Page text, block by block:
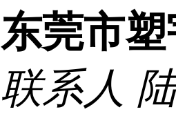
东莞市
联系人